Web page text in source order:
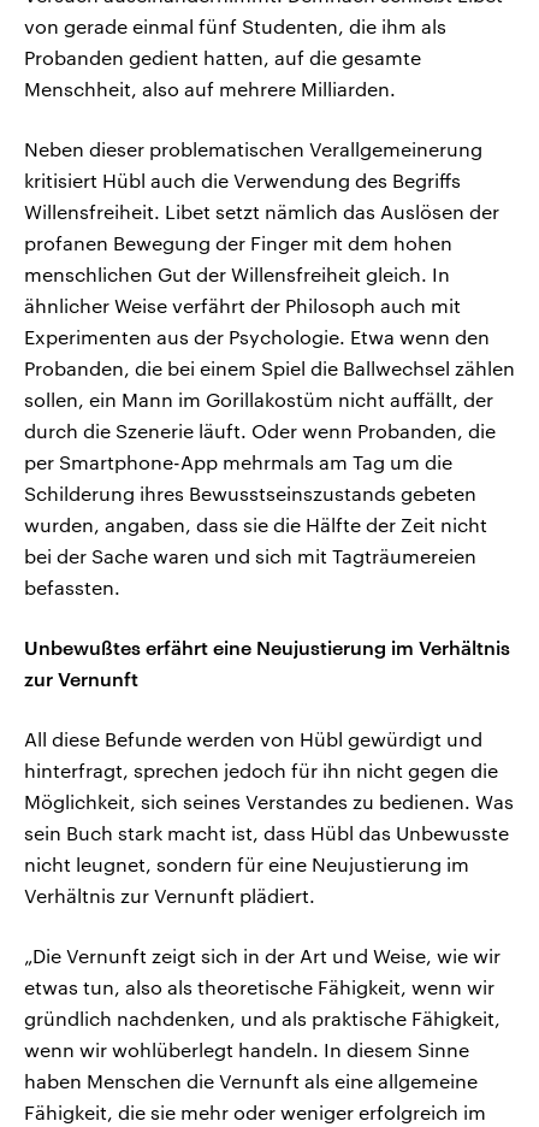
von gerade einmal fünf Studenten, die ihm als
Probanden gedient hatten, auf die gesamte
Menschheit, also auf mehrere Milliarden.
Neben dieser problematischen Verallgemeinerung
kritisiert Hübl auch die Verwendung des Begriffs
Willensfreiheit. Libet setzt nämlich das Auslösen der
profanen Bewegung der Finger mit dem hohen
menschlichen Gut der Willensfreiheit gleich. In
ähnlicher Weise verfährt der Philosoph auch mit
Experimenten aus der Psychologie. Etwa wenn den
Probanden, die bei einem Spiel die Ballwechsel zählen
sollen, ein Mann im Gorillakostüm nicht auffällt, der
durch die Szenerie läuft. Oder wenn Probanden, die
per Smartphone-App mehrmals am Tag um die
Schilderung ihres Bewusstseinszustands gebeten
wurden, angaben, dass sie die Hälfte der Zeit nicht
bei der Sache waren und sich mit Tagträumereien
befassten.
Unbewußtes erfährt eine Neujustierung im Verhältnis
zur Vernunft
All diese Befunde werden von Hübl gewürdigt und
hinterfragt, sprechen jedoch für ihn nicht gegen die
Möglichkeit, sich seines Verstandes zu bedienen. Was
sein Buch stark macht ist, dass Hübl das Unbewusste
nicht leugnet, sondern für eine Neujustierung im
Verhältnis zur Vernunft plädiert.
„Die Vernunft zeigt sich in der Art und Weise, wie wir
etwas tun, also als theoretische Fähigkeit, wenn wir
gründlich nachdenken, und als praktische Fähigkeit,
wenn wir wohlüberlegt handeln. In diesem Sinne
haben Menschen die Vernunft als eine allgemeine
Fähigkeit, die sie mehr oder weniger erfolgreich im